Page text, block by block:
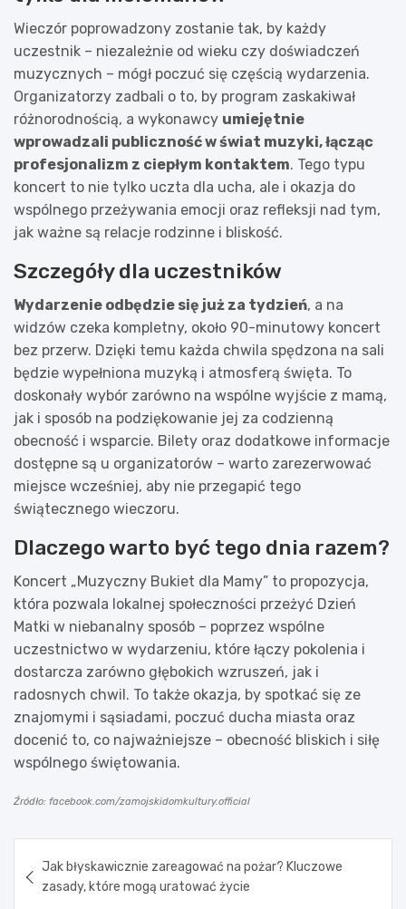
Wieczór poprowadzony zostanie tak, by każdy
uczestnik – niezależnie od wieku czy doświadczeń
muzycznych – mógł poczuć się częścią wydarzenia.
Organizatorzy zadbali o to, by program zaskakiwał
różnorodnością, a wykonawcy umiejętnie
wprowadzali publiczność w świat muzyki, łącząc
profesjonalizm z ciepłym kontaktem. Tego typu
koncert to nie tylko uczta dla ucha, ale i okazja do
wspólnego przeżywania emocji oraz refleksji nad tym,
jak ważne są relacje rodzinne i bliskość.
Szczegóły dla uczestników
Wydarzenie odbędzie się już za tydzień, a na
widzów czeka kompletny, około 90-minutowy koncert
bez przerw. Dzięki temu każda chwila spędzona na sali
będzie wypełniona muzyką i atmosferą święta. To
doskonały wybór zarówno na wspólne wyjście z mamą,
jak i sposób na podziękowanie jej za codzienną
obecność i wsparcie. Bilety oraz dodatkowe informacje
dostępne są u organizatorów – warto zarezerwować
miejsce wcześniej, aby nie przegapić tego
świątecznego wieczoru.
Dlaczego warto być tego dnia razem?
Koncert „Muzyczny Bukiet dla Mamy” to propozycja,
która pozwala lokalnej społeczności przeżyć Dzień
Matki w niebanalny sposób – poprzez wspólne
uczestnictwo w wydarzeniu, które łączy pokolenia i
dostarcza zarówno głębokich wzruszeń, jak i
radosnych chwil. To także okazja, by spotkać się ze
znajomymi i sąsiadami, poczuć ducha miasta oraz
docenić to, co najważniejsze – obecność bliskich i siłę
wspólnego świętowania.
Źródło: facebook.com/zamojskidomkultury.official
wpisu
Jak błyskawicznie zareagować na pożar? Kluczowe
zasady, które mogą uratować życie